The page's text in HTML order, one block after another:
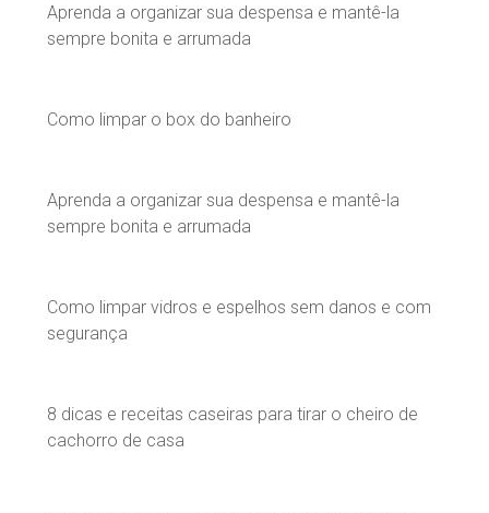
Aprenda a organizar sua despensa e mantê-la
sempre bonita e arrumada
Como limpar o box do banheiro
Aprenda a organizar sua despensa e mantê-la
sempre bonita e arrumada
Como limpar vidros e espelhos sem danos e com
segurança
8 dicas e receitas caseiras para tirar o cheiro de
cachorro de casa